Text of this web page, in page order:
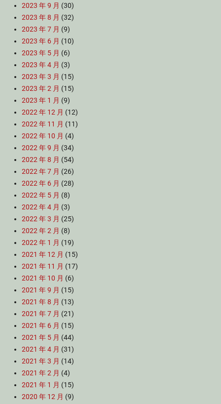
2023 年 9 月 (30)
2023 年 8 月 (32)
2023 年 7 月 (9)
2023 年 6 月 (10)
2023 年 5 月 (6)
2023 年 4 月 (3)
2023 年 3 月 (15)
2023 年 2 月 (15)
2023 年 1 月 (9)
2022 年 12 月 (12)
2022 年 11 月 (11)
2022 年 10 月 (4)
2022 年 9 月 (34)
2022 年 8 月 (54)
2022 年 7 月 (26)
2022 年 6 月 (28)
2022 年 5 月 (8)
2022 年 4 月 (3)
2022 年 3 月 (25)
2022 年 2 月 (8)
2022 年 1 月 (19)
2021 年 12 月 (15)
2021 年 11 月 (17)
2021 年 10 月 (6)
2021 年 9 月 (15)
2021 年 8 月 (13)
2021 年 7 月 (21)
2021 年 6 月 (15)
2021 年 5 月 (44)
2021 年 4 月 (31)
2021 年 3 月 (14)
2021 年 2 月 (4)
2021 年 1 月 (15)
2020 年 12 月 (9)